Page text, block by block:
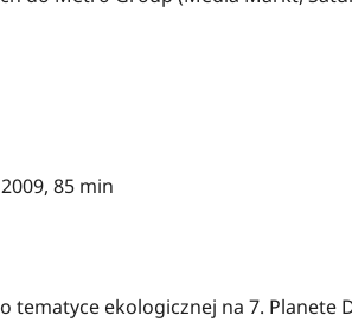
85 min
tematyce ekologicznej na 7. Planete